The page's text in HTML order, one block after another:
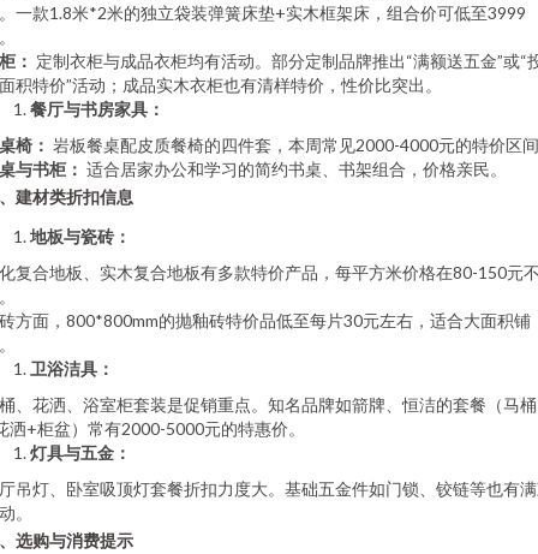
一款1.8米*2米的独立袋装弹簧床垫+实木框架床，组合价可低至3999
： 定制衣柜与成品衣柜均有活动。部分定制品牌推出“满额送五金”或“
积特价”活动；成品实木衣柜也有清样特价，性价比突出。
餐厅与书房家具：
椅： 岩板餐桌配皮质餐椅的四件套，本周常见2000-4000元的特价区
与书柜： 适合居家办公和学习的简约书桌、书架组合，价格亲民。
建材类折扣信息
地板与瓷砖：
复合地板、实木复合地板有多款特价产品，每平方米价格在80-150元
方面，800*800mm的抛釉砖特价品低至每片30元左右，适合大面积铺
卫浴洁具：
、花洒、浴室柜套装是促销重点。知名品牌如箭牌、恒洁的套餐（马桶
洒+柜盆）常有2000-5000元的特惠价。
灯具与五金：
吊灯、卧室吸顶灯套餐折扣力度大。基础五金件如门锁、铰链等也有
。
选购与消费提示